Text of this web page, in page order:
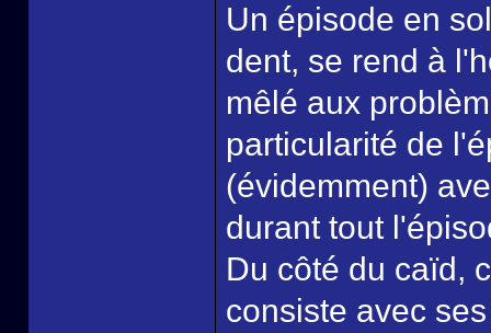
Un épisode en
dent, se rend à
mêlé aux
particularité de
(évidemment)
durant tout
Du côté du caïd,
consiste avec